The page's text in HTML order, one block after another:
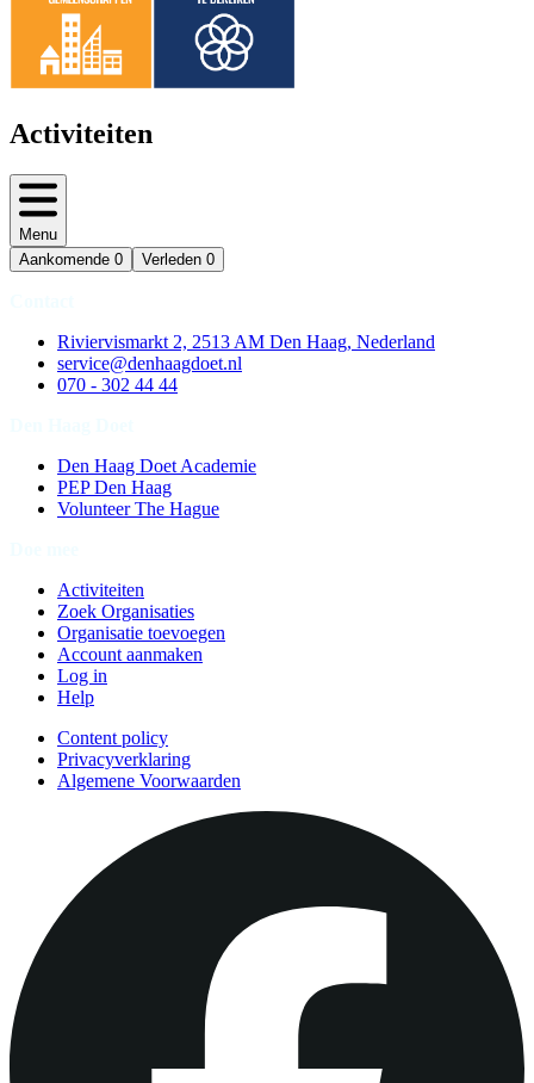
Activiteiten
Menu
Aankomende 0 Verleden 0
Riviervismarkt 2, 2513 AM Den Haag, Nederland
service@denhaagdoet.nl
070 - 302 44 44
Den Haag Doet Academie
PEP Den Haag
Volunteer The Hague
Activiteiten
Zoek Organisaties
Organisatie toevoegen
Account aanmaken
Log in
Help
Content policy
Privacyverklaring
Algemene Voorwaarden